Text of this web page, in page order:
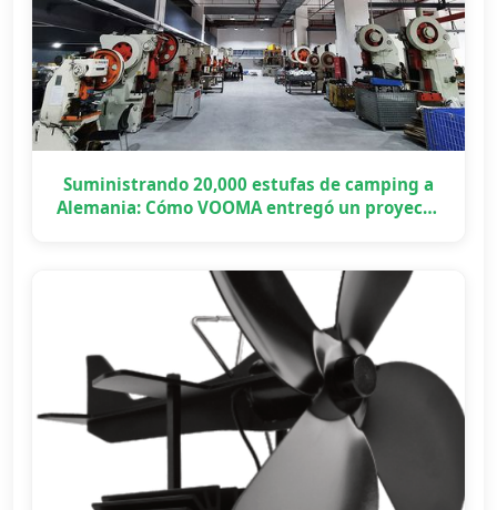
Suministrando 20,000 estufas de camping a
Alemania: Cómo VOOMA entregó un proyecto